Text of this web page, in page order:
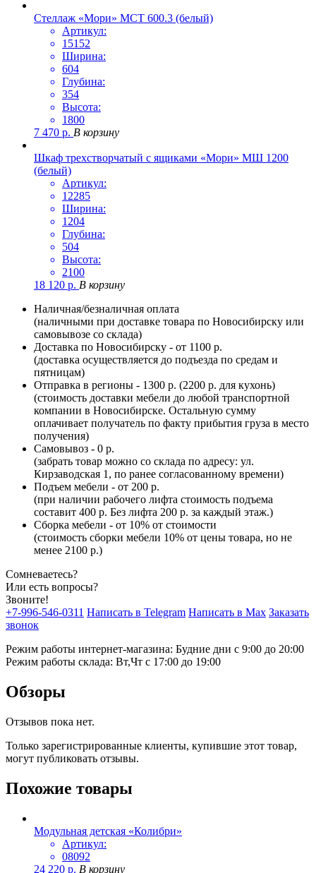
Стеллаж «Мори» МСТ 600.3 (белый)
Артикул:
15152
Ширина:
604
Глубина:
354
Высота:
1800
7 470 р. В корзину
Шкаф трехстворчатый с ящиками «Мори» МШ 1200
(белый)
Артикул:
12285
Ширина:
1204
Глубина:
504
Высота:
2100
18 120 р. В корзину
Наличная/безналичная оплата
(наличными при доставке товара по Новосибирску или
самовывозе со склада)
Доставка по Новосибирску - от 1100 р.
(доставка осуществляется до подъезда по средам и
пятницам)
Отправка в регионы - 1300 р. (2200 р. для кухонь)
(стоимость доставки мебели до любой транспортной
компании в Новосибирске. Остальную сумму
оплачивает получатель по факту прибытия груза в место
получения)
Самовывоз - 0 р.
(забрать товар можно со склада по адресу: ул.
Кирзаводская 1, по ранее согласованному времени)
Подъем мебели - от 200 р.
(при наличии рабочего лифта стоимость подъема
составит 400 р. Без лифта 200 р. за каждый этаж.)
Сборка мебели - от 10% от стоимости
(стоимость сборки мебели 10% от цены товара, но не
менее 2100 р.)
Сомневаетесь?
Или есть вопросы?
Звоните!
+7-996-546-0311 Написать в Telegram Написать в Max Заказать
звонок
Режим работы интернет-магазина: Будние дни с 9:00 до 20:00
Режим работы склада: Вт,Чт с 17:00 до 19:00
Обзоры
Отзывов пока нет.
Только зарегистрированные клиенты, купившие этот товар,
могут публиковать отзывы.
Похожие товары
Модульная детская «Колибри»
Артикул:
08092
24 220 р. В корзину